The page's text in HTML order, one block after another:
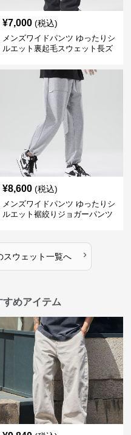
¥7,000 (税込)
メンズワイドパンツ ゆったりシ
ルエット裏起毛スウェット長ズ
¥8,600 (税込)
メンズワイドパンツ ゆったりシ
ルエット裾絞りジョガーパンツ
スウェット一覧へ ›
すめアイテム